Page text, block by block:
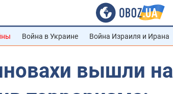
Война в Украине Война Израиля и Ирана
вышли на